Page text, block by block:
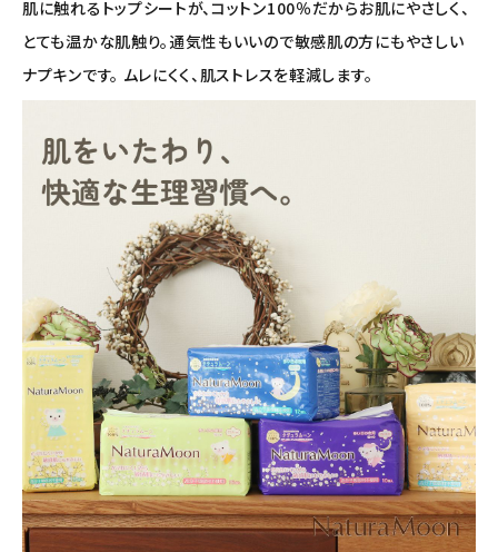
ナチュラプラス
アルマウィン
アルモニベルツ
コラム・スタッフのおすすめ
ご利用ガイド等
アカウント情報
ようこそ ゲスト 様
meeting_room ログイン person 会員登録
肌に触れるトップシートが、コットン100％だからお肌にやさしく、
とても温かな肌触り。通気性もいいので敏感肌の方にもやさしい
ナプキンです。 ムレにくく、肌ストレスを軽減します。